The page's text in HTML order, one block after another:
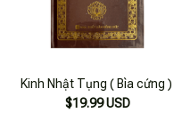
Kinh Nhật Tụng ( Bìa cứng )
$19.99 USD